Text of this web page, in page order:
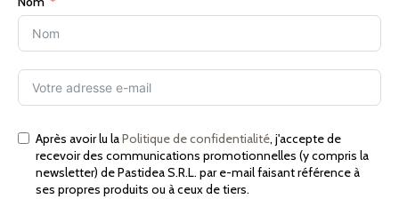
Après avoir lu laPolitique de confidentialité, j'accepte de
recevoir des communications promotionnelles (y compris la
newsletter) de Pastidea S.R.L. par e-mail faisant référence à
ses propres produits ou à ceux de tiers.